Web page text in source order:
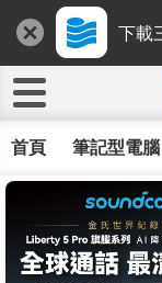
下載
首頁 筆記型電腦